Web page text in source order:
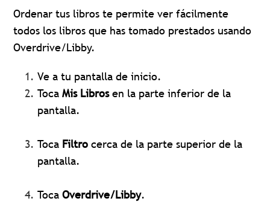
Ordenar tus libros te permite ver fácilmente
todos los libros que has tomado prestados usando
Overdrive/Libby.
Ve a tu pantalla de inicio.
TocaMis Librosen la parte inferior de la
pantalla.
Toca Filtrocerca de la parte superior de la
pantalla.
TocaOverdrive/Libby.